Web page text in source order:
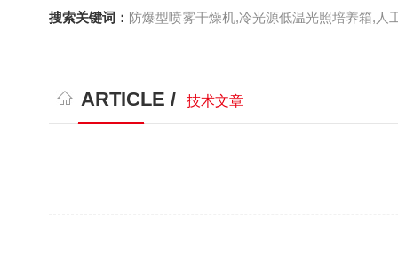
搜索关键词： 防爆型喷雾干燥机,冷光源低温光照培养箱,人
ARTICLE / 技术文章